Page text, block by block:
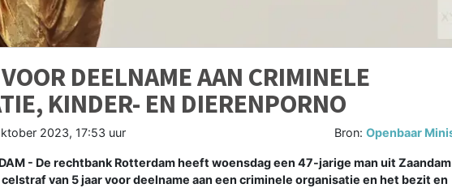
DEELNAME AAN CRIMINELE
KINDER- EN DIERENPORNO
2023, 17:53 uur Bron:Openbaar
- De rechtbank Rotterdam heeft woensdag een 47-jarige man uit Zaandam
van 5 jaar voor deelname aan een criminele organisatie en het bezit en